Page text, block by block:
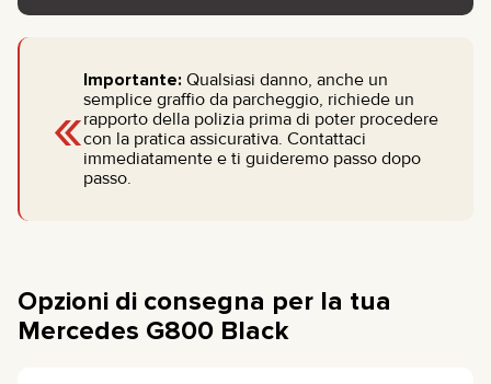
«
Importante: Qualsiasi danno, anche un
semplice graffio da parcheggio, richiede un
rapporto della polizia prima di poter procedere
con la pratica assicurativa. Contattaci
immediatamente e ti guideremo passo dopo
passo.
Opzioni di consegna per la tua
Mercedes G800 Black